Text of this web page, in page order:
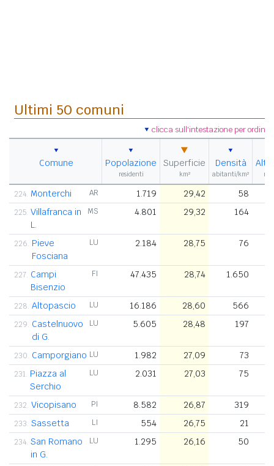
Ultimi 50 comuni
clicca sull'intestazione per
Comune Popolazione
residenti
Superficie
km²
Densità
abitanti/km² m
224. Monterchi AR 1.719 29,42 58
225. Villafranca in
L.
MS 4.801 29,32 164
226. Pieve
Fosciana
LU 2.184 28,75 76
227. Campi
Bisenzio
FI 47.435 28,74 1.650
228. Altopascio LU 16.186 28,60 566
229. Castelnuovo
di G.
LU 5.605 28,48 197
230. Camporgiano LU 1.982 27,09 73
231. Piazza al
Serchio
LU 2.031 27,03 75
232. Vicopisano PI 8.582 26,87 319
233. Sassetta LI 554 26,75 21
234. San Romano
in G.
LU 1.295 26,16 50